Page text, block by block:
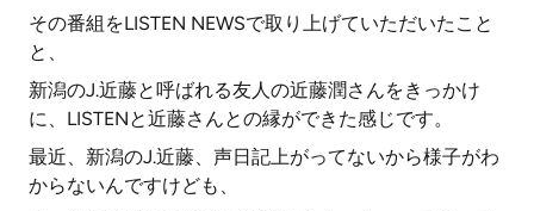
その番組をLISTEN NEWSで取り上げていただいたこと
と、
新潟のJ.近藤と呼ばれる友人の近藤潤さんをきっかけ
に、LISTENと近藤さんとの縁ができた感じです。
最近、新潟のJ.近藤、声日記上がってないから様子がわ
からないんですけども、